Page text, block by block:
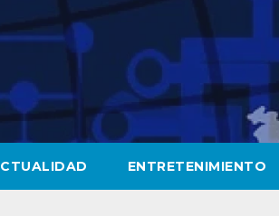
ENTRETENIMIENTO